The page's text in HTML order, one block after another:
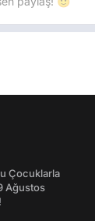
Çocuklarla
Ağustos